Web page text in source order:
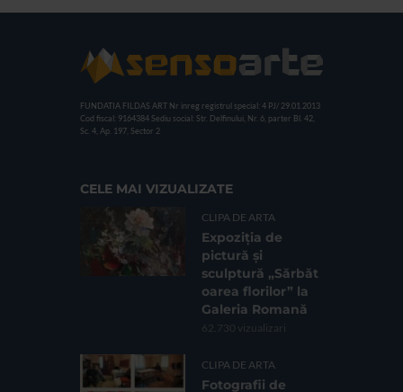
FUNDATIA FILDAS ART Nr inreg registrul special: 4 PJ/ 29.01.2013
Cod fiscal: 9164384 Sediu social: Str. Delfinului, Nr. 6, parter Bl. 42,
Sc. 4, Ap. 197, Sector 2
CELE MAI VIZUALIZATE
CLIPA DE ARTA
Expoziția de
pictură și
sculptură „Sărbăt
oarea florilor” la
Galeria Romană
62.730 vizualizari
CLIPA DE ARTA
Fotografii de